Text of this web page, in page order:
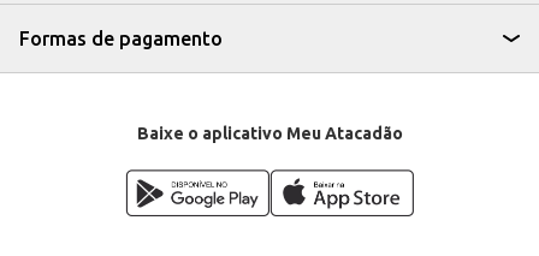
Formas de pagamento
Baixe o aplicativo Meu Atacadão